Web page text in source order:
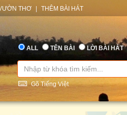
THƠ THÊM BÀI HÁT
ALL TÊN BÀI LỜI BÀI HÁT
Gõ Tiếng Việt